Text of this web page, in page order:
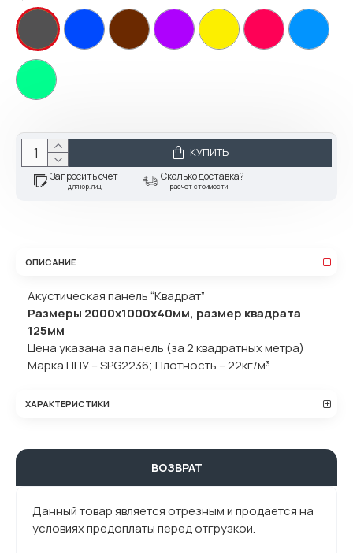
КУПИТЬ
Запросить счет
для юр.лиц
Сколько доставка?
расчет стоимости
ОПИСАНИЕ
Акустическая панель “Квадрат”
Размеры 2000х1000х40мм, размер квадрата
125мм
Цена указана за панель (за 2 квадратных метра)
Марка ППУ – SPG2236; Плотность – 22кг/м³
ХАРАКТЕРИСТИКИ
ВОЗВРАТ
Данный товар является отрезным и продается на
условиях предоплаты перед отгрузкой.